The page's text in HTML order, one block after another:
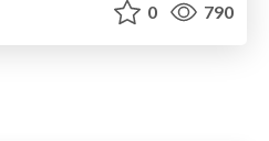
0 790